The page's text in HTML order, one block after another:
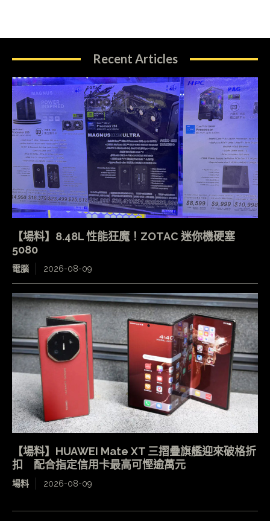
Recent Articles
【場料】8.48L 性能狂魔！ZOTAC 迷你機硬塞
5080
電腦 2026-08-09
【場料】HUAWEI Mate XT 三摺疊旗艦迎來破格折
扣 配合指定信用卡最高可慳逾萬元
場料 2026-08-09